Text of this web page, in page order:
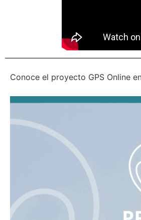
Conoce el proyecto GPS Online